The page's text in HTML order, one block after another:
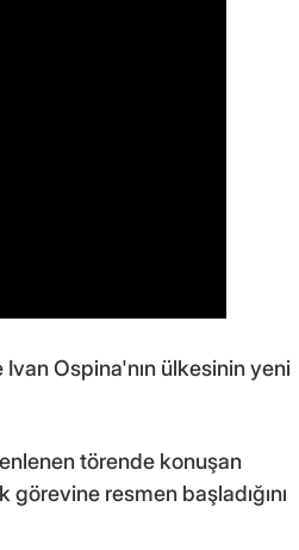
Ivan Ospina'nın ülkesinin yeni
törende konuşan
resmen başladığını